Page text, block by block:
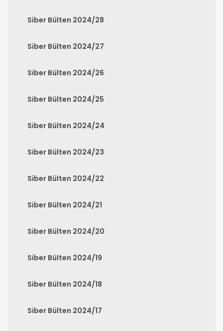
Siber Bülten 2024/28
Siber Bülten 2024/27
Siber Bülten 2024/26
Siber Bülten 2024/25
Siber Bülten 2024/24
Siber Bülten 2024/23
Siber Bülten 2024/22
Siber Bülten 2024/21
Siber Bülten 2024/20
Siber Bülten 2024/19
Siber Bülten 2024/18
Siber Bülten 2024/17